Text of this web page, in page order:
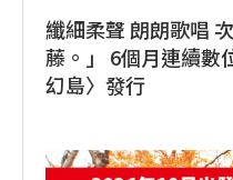
纖細柔聲 朗朗歌唱
藤。」 6個月連續數
幻島〉發行